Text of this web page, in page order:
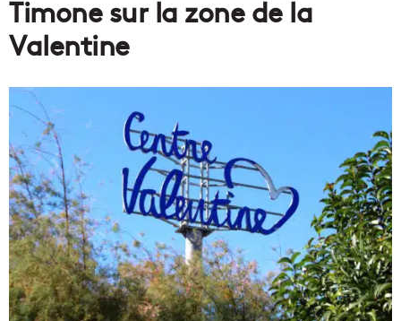
Timone sur la zone de la
Valentine